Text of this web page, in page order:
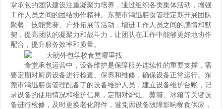
堂承包的团队建设注重凝聚力培养，通过组织各类集体活动，增强
工作人员之间的团结协作精神。东莞市鸿迅膳食管理定期开展团队
聚餐、技能竞赛、户外拓展等活动，增进工作人员之间的感情和默
契，提高团队的凝聚力和战斗力，让团队在工作中能够更好地协作
配合，提升服务效率和质量。
食堂承包运营中，设备维护是保障服务连续性的重要支撑，需
要定期对厨房设备进行检查、保养和维修，确保设备正常运行。东
莞市鸿迅膳食管理配备了的设备维护人员，建立设备维护台账，记
录设备的使用情况和维护信息，定期对炉灶、蒸箱、冰箱等关键设
备进行检修，及时更换老化部件，避免因设备故障影响餐食供应，